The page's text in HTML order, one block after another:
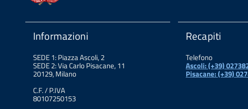
Informazioni
SEDE 1: Piazza Ascoli, 2
SEDE 2: Via Carlo Pisacane, 11
20129, Milano
C.F. / P.IVA
80107250153
Recapiti
Telefono
Ascoli: (+39)
Pisacane: (+39)